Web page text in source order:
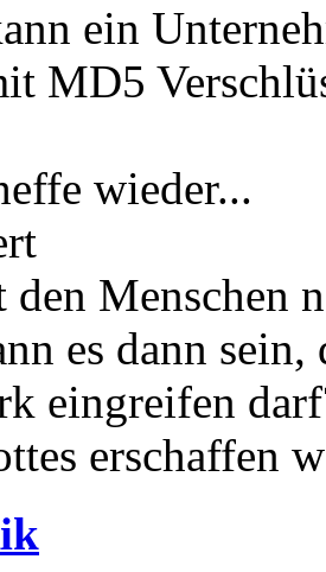
ein
MD5
wieder...
den Menschen
es dann
eingreifen
erschaffen